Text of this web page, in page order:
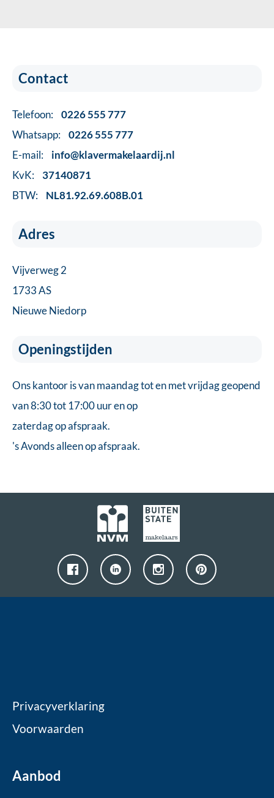
Contact
Telefoon:
0226 555 777
Whatsapp:
0226 555 777
E-mail:
info@klavermakelaardij.nl
KvK:
37140871
BTW:
NL81.92.69.608B.01
Adres
Vijverweg 2
1733 AS
Nieuwe Niedorp
Openingstijden
Ons kantoor is van maandag tot en met vrijdag geopend
van 8:30 tot 17:00 uur en op
zaterdag op afspraak.
's Avonds alleen op afspraak.
Privacyverklaring
Voorwaarden
Aanbod